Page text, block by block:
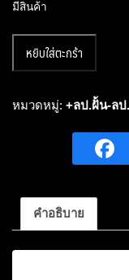
มีสินค้า
ปู่
ปี2519
นา
หยิบใส่ตะกร้า
หมวดหมู่: +ลป.ฝั้น-ล
คำอธิบาย